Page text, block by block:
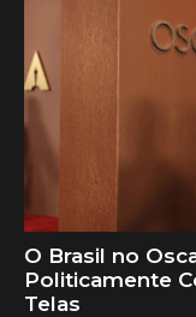
O Brasil no
Politicamente
Telas